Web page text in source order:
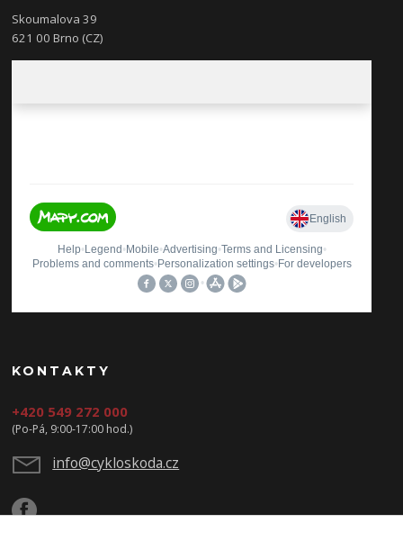
Skoumalova 39
621 00 Brno (CZ)
KONTAKTY
+420 549 272 000
(Po-Pá, 9:00-17:00 hod.)
info@cykloskoda.cz